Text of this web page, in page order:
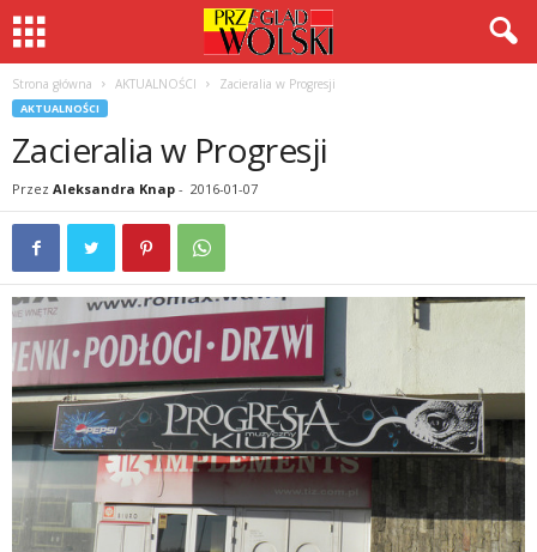
Strona główna AKTUALNOŚCI Zacieralia w Progresji
AKTUALNOŚCI
Zacieralia w Progresji
Przez Aleksandra Knap - 2016-01-07